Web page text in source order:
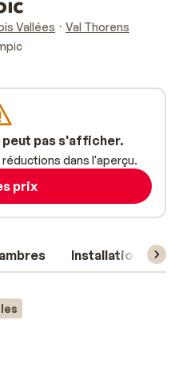
Vallées
Val Thorens
Installations
peut pas s'afficher.
dans l'aperçu.
prix